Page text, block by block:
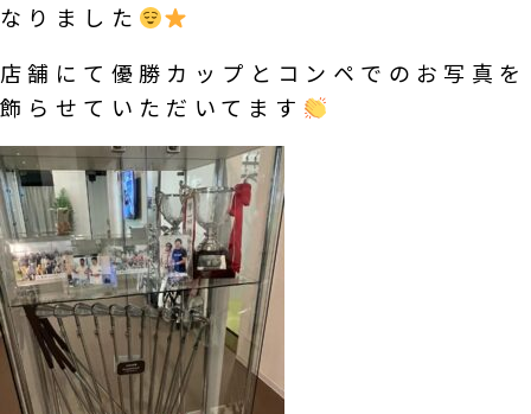
なりました
店舗にて優勝カップとコンペでのお写真を
飾らせていただいてます